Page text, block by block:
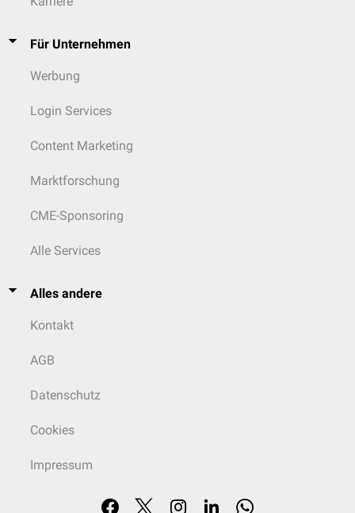
Für Unternehmen
Werbung
Login Services
Content Marketing
Marktforschung
CME-Sponsoring
Alle Services
Alles andere
Kontakt
AGB
Datenschutz
Cookies
Impressum